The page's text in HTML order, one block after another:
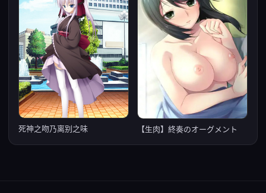
死神之吻乃离别之味 【生肉】終奏のオーグメント